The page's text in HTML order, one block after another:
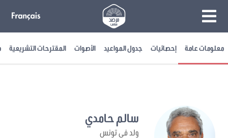
معلومات عامة إحصائيات جدول المواعيد الأصوات المقترحات التشريعية
سالم حامدي
ولد في تونس